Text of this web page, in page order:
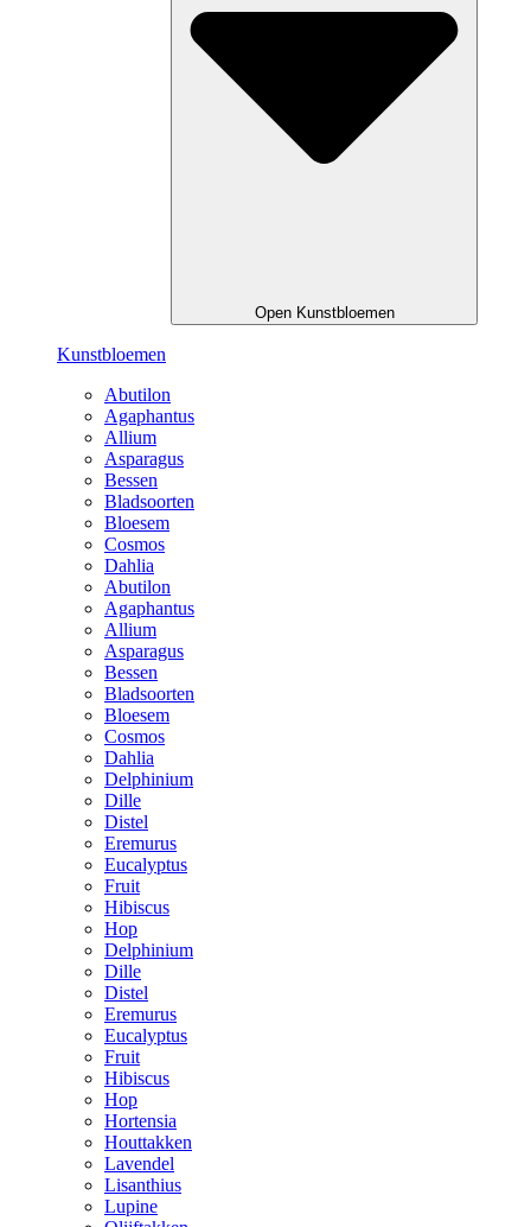
Open Kunstbloemen
Kunstbloemen
Abutilon
Agaphantus
Allium
Asparagus
Bessen
Bladsoorten
Bloesem
Cosmos
Dahlia
Abutilon
Agaphantus
Allium
Asparagus
Bessen
Bladsoorten
Bloesem
Cosmos
Dahlia
Delphinium
Dille
Distel
Eremurus
Eucalyptus
Fruit
Hibiscus
Hop
Delphinium
Dille
Distel
Eremurus
Eucalyptus
Fruit
Hibiscus
Hop
Hortensia
Houttakken
Lavendel
Lisanthius
Lupine